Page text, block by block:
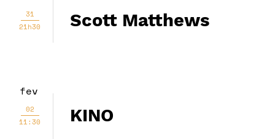
31
21h30
Scott Matthews
fev
02
11:30
KINO